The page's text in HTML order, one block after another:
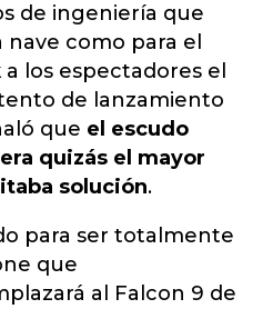
de ingeniería que
como para el
los espectadores el
de lanzamiento
que el escudo
quizás el mayor
solución.
para ser totalmente
que
al Falcon 9 de